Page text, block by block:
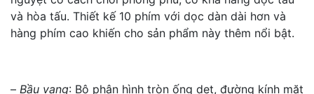
và hòa tấu. Thiết kế 10 phím với dọc dàn dài hơn và
hàng phím cao khiến cho sản phẩm này thêm nổi bật.
– Bầu vang: Bộ phận hình tròn ống dẹt, đường kính mặt